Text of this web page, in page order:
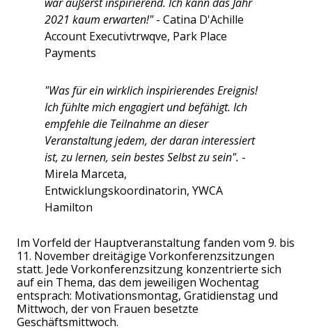
war äußerst inspirierend. Ich kann das Jahr
2021 kaum erwarten!"- Catina D'Achille
Account Executivtrwqve, Park Place
Payments
"Was für ein wirklich inspirierendes Ereignis!
Ich fühlte mich engagiert und befähigt. Ich
empfehle die Teilnahme an dieser
Veranstaltung jedem, der daran interessiert
ist, zu lernen, sein bestes Selbst zu sein". -
Mirela Marceta,
Entwicklungskoordinatorin, YWCA
Hamilton
Im Vorfeld der Hauptveranstaltung fanden vom 9. bis
11. November dreitägige Vorkonferenzsitzungen
statt. Jede Vorkonferenzsitzung konzentrierte sich
auf ein Thema, das dem jeweiligen Wochentag
entsprach: Motivationsmontag, Gratidienstag und
Mittwoch, der von Frauen besetzte
Geschäftsmittwoch.